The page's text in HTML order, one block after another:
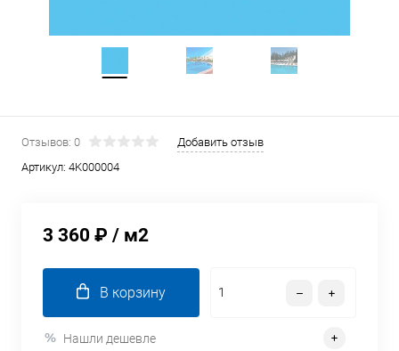
Отзывов: 0
Добавить отзыв
Артикул: 4K000004
3 360 ₽ / м2
В корзину
Нашли дешевле